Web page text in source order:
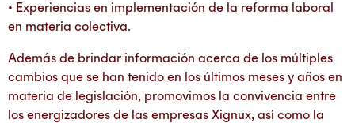
• Experiencias en implementación de la reforma laboral
en materia colectiva.
Además de brindar información acerca de los múltiples
cambios que se han tenido en los últimos meses y años en
materia de legislación, promovimos la convivencia entre
los energizadores de las empresas Xignux, así como la